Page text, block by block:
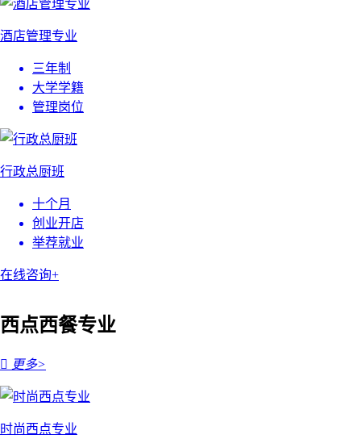
酒店管理专业
三年制
大学学籍
管理岗位
行政总厨班
十个月
创业开店
举荐就业
在线咨询+
西点西餐专业
 更多>
时尚西点专业